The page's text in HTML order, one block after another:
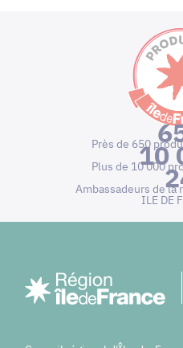
Près de 65010
Plus de 10 000
Ambassadeurs de la
ILE DE